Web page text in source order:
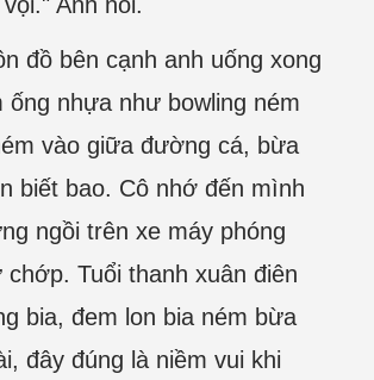
đồ bên cạnh anh uống xong
ống nhựa như bowling ném
vào giữa đường cá, bừa
biết bao. Cô nhớ đến mình
ngồi trên xe máy phóng
chớp. Tuổi thanh xuân điên
bia, đem lon bia ném bừa
đây đúng là niềm vui khi